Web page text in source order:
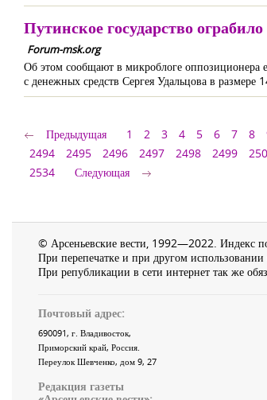
Путинское государство
Forum-msk.org
Об этом сообщают в микроблоге оппозиционера
с денежных средств Сергея Удальцова в размере
Предыдущая 1 2 3 4 5 6 7 8
2494 2495 2496 2497 2498 2499
2534
Следующая
© Арсеньевские вести, 1992—2022. Индекс
При перепечатке и при другом использовании
При републикации в сети интернет так же
Почтовый адрес:
690091, г. Владивосток,
Приморский край, Россия.
Переулок Шевченко, дом 9, 27
Редакция газеты